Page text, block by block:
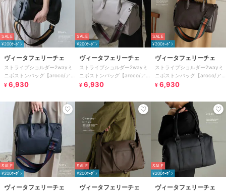
SALE
¥200ｸｰﾎﾟﾝ
ヴィータフェリーチェ
ストライプショルダー2wayミ
ニボストンバッグ【aroco/ア
ロコ】
¥ 6,930
SALE
¥200ｸｰﾎﾟﾝ
ヴィータフェリーチェ
ストライプショルダー2wayミ
ニボストンバッグ【aroco/ア
ロコ】
¥ 6,930
SALE
¥200ｸｰﾎﾟﾝ
ヴィータフェリーチェ
ストライプショルダー2wayミ
ニボストンバッグ【aroco/ア
ロコ】
¥ 6,930
SALE
¥200ｸｰﾎﾟﾝ
ヴィータフェリーチェ
SALE
¥200ｸｰﾎﾟﾝ
ヴィータフェリーチェ
SALE
¥200ｸｰﾎﾟﾝ
ヴィータフェリーチェ